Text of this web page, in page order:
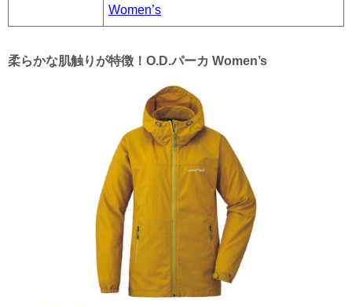
Women’s
柔らかな肌触りが特徴！O.D.パーカ Women’s